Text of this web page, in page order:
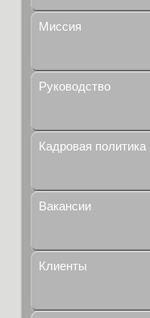
Миссия
Руководство
Кадровая политика
Вакансии
Клиенты